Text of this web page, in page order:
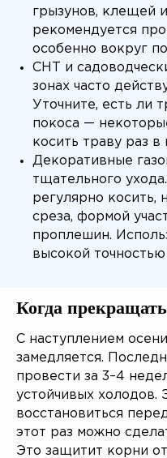
грызунов, клещей
рекомендуется
особенно вокруг
СНТ и
зонах часто
Уточните, есть ли
покоса —
косить траву раз
Декоративные
тщательного
регулярно косить,
среза, формой
проплешин.
высокой
Когда
С наступлением
замедляется.
провести за 3–4
устойчивых холодов.
восстановиться
этот раз можно
Это защитит корни